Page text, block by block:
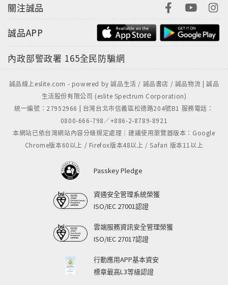
關注誠品
誠品APP
內政部警政署 165全民防騙網
誠品線上eslite.com - powered by 誠品生活 / 誠品書店 / 誠品物流 | 誠品
生活股份有限公司 (eslite Spectrum Corporation)
統一編號：27952966 | 台灣台北市信義區松德路204號B1 服務電話：
0800-666-798／+886-2-8789-8921
本網站已依台灣網站內容分級規定處理｜建議使用瀏覽器版本：Google
Chrome版本60以上 / Firefox版本48以上 / Safari 版本11以上
Passkey Pledge
資通安全管理系統榮獲
ISO/IEC 27001認證
雲端服務資訊安全管理榮獲
ISO/IEC 27017認證
行動應用APP基本資安
標章最高L3等級認證